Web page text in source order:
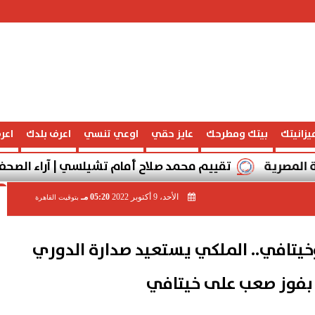
بيتك ومطرحك عايز حقي اوعي تنسي اعرف بلدك
تقييم محمد صلاح أمام تشيلسي | آراء الصحف الإنجليزية
الأحد، 9 أكتوبر 2022 05:20 مـ بتوقيت القاهرة
الملكي يستعيد صدارة الدوري
بفوز صعب على خيتافي